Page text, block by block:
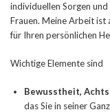
individuellen Sorgen
Frauen. Meine Arbeit ist
für Ihren persönlichen
Wichtige Elemente sind
Bewusstheit,
das Sie in seiner